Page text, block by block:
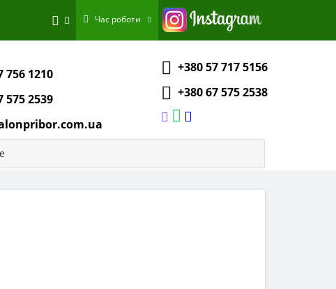
Час роботи
756 1210
575 2539
+380 57 717 5156
+380 67 575 2538